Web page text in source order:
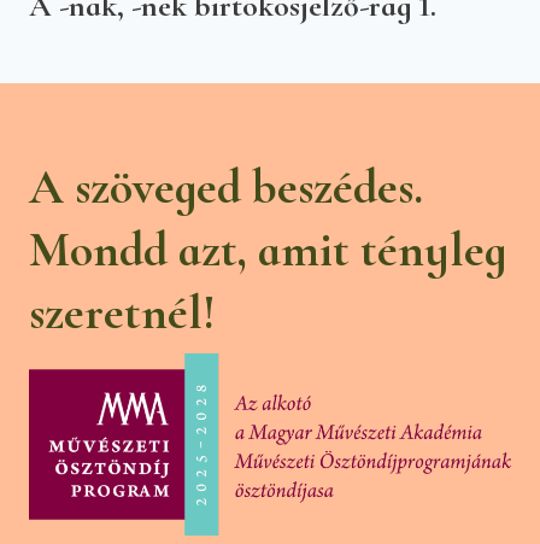
A szöveged beszédes.
Mondd azt, amit tényleg
szeretnél!